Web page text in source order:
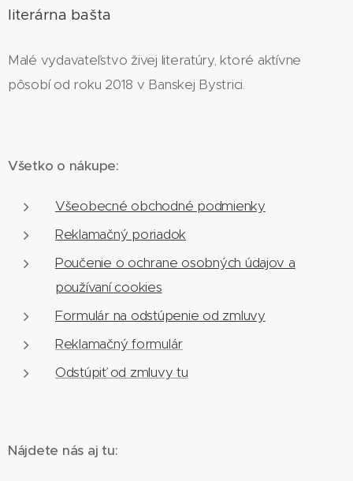
literárna bašta
Malé vydavateľstvo živej literatúry, ktoré aktívne
pôsobí od roku 2018 v Banskej Bystrici.
Všetko o nákupe:
Všeobecné obchodné podmienky
Reklamačný poriadok
Poučenie o ochrane osobných údajov a
používaní cookies
Formulár na odstúpenie od zmluvy
Reklamačný formulár
Odstúpiť od zmluvy tu
Nájdete nás aj tu: